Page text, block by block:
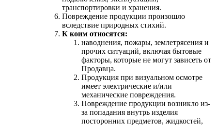
транспортировки и хранения.
Повреждение продукции произошло
вследствие природных стихий.
К коим относятся:
наводнения, пожары, землетрясения и
прочих ситуаций, включая бытовые
факторы, которые не могут зависеть от
Продавца.
Продукция при визуальном осмотре
имеет электрические и/или
механические повреждения.
Повреждение продукции возникло из-
за попадания внутрь изделия
посторонних предметов, жидкостей,